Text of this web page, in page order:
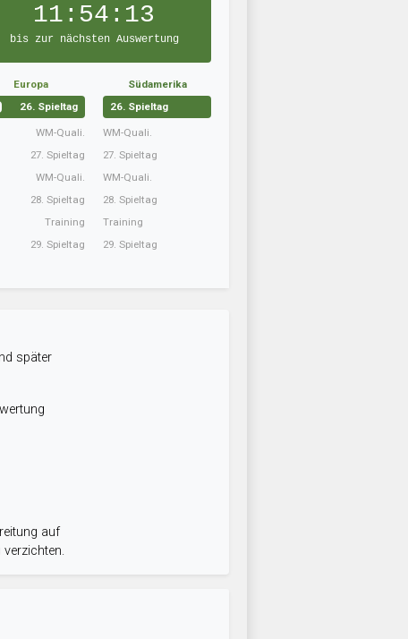
11:54:12
bis zur nächsten Auswertung
Europa
26. Spieltag
WM-Quali.
27. Spieltag
WM-Quali.
28. Spieltag
Training
29. Spieltag
Südamerika
26. Spieltag
WM-Quali.
27. Spieltag
WM-Quali.
28. Spieltag
Training
29. Spieltag
später
auf